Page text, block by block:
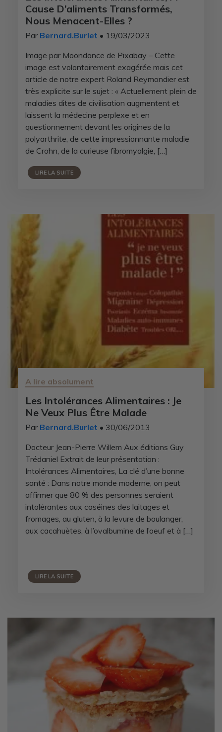
Cause D’aliments Transformés,
Nous Menacent-Elles ?
Par Bernard.Burlet • 19/03/2023
Image par Moondance de Pixabay – Cette
image est volontairement exagérée mais cet
article de notre expert Roland Reymondier est
très explicite sur le sujet : « Actuellement plein de
maladies dites de civilisation augmentent et
laissent la médecine perplexe et en
questionnement devant les origines de la
polyarthrite, de cette impressionnante maladie
de Crohn, de la curieuse fibromyalgie, […]
LIRE LA SUITE
A lire absolument
Les Intolérances Alimentaires : Je
Ne Veux Plus Être Malade
Par Bernard.Burlet • 30/06/2013
Docteur Jean-Pierre Willem Aux éditions Guy
Trédaniel Extrait de leur présentation :
Intolérances Alimentaires, La clé d’une bonne
santé : Dans notre monde moderne, on peut
affirmer que 80 % des personnes seraient
intolérantes aux caséines des laitages et
fromages, au gluten, à la levure de boulanger,
aux cacahuètes, à l’ovalbumine de l’oeuf et à […]
LIRE LA SUITE